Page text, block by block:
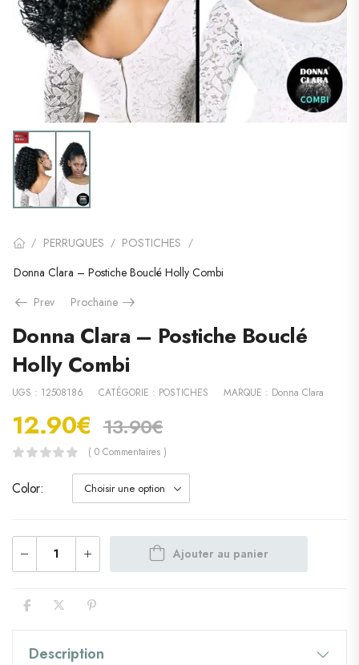
/ PERRUQUES / POSTICHES /
Donna Clara – Postiche Bouclé Holly Combi
Prev
Prochaine
Donna Clara – Postiche Bouclé
Holly Combi
UGS : 12508186 CATÉGORIE : POSTICHES MARQUE : Donna Clara
12.90€ 13.90€
( 0 Commentaires )
Color
Ajouter au panier
Description